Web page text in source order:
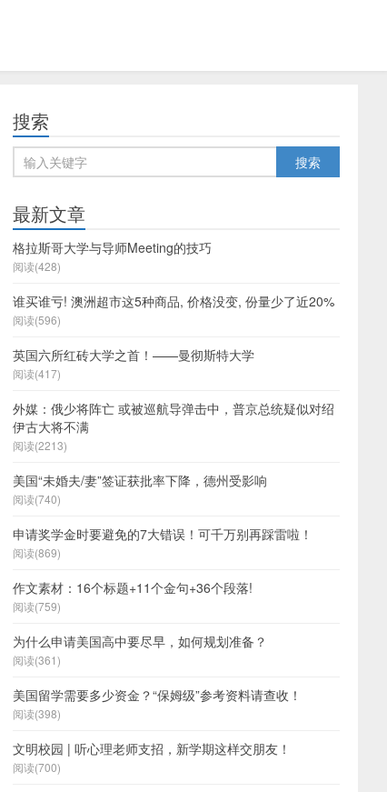
搜索
最新文章
格拉斯哥大学与导师Meeting的技巧
阅读(428)
谁买谁亏! 澳洲超市这5种商品, 价格没变, 份量少了近20%
阅读(596)
英国六所红砖大学之首！——曼彻斯特大学
阅读(417)
外媒：俄少将阵亡 或被巡航导弹击中，普京总统疑似对绍
伊古大将不满
阅读(2213)
美国“未婚夫/妻”签证获批率下降，德州受影响
阅读(740)
申请奖学金时要避免的7大错误！可千万别再踩雷啦！
阅读(869)
作文素材：16个标题+11个金句+36个段落!
阅读(759)
为什么申请美国高中要尽早，如何规划准备？
阅读(361)
美国留学需要多少资金？“保姆级”参考资料请查收！
阅读(398)
文明校园 | 听心理老师支招，新学期这样交朋友！
阅读(700)